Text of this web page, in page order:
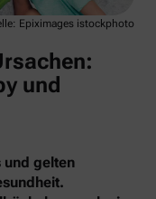
Epiximages istockphoto
und
und gelten